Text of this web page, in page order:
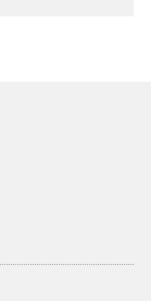
嗎？